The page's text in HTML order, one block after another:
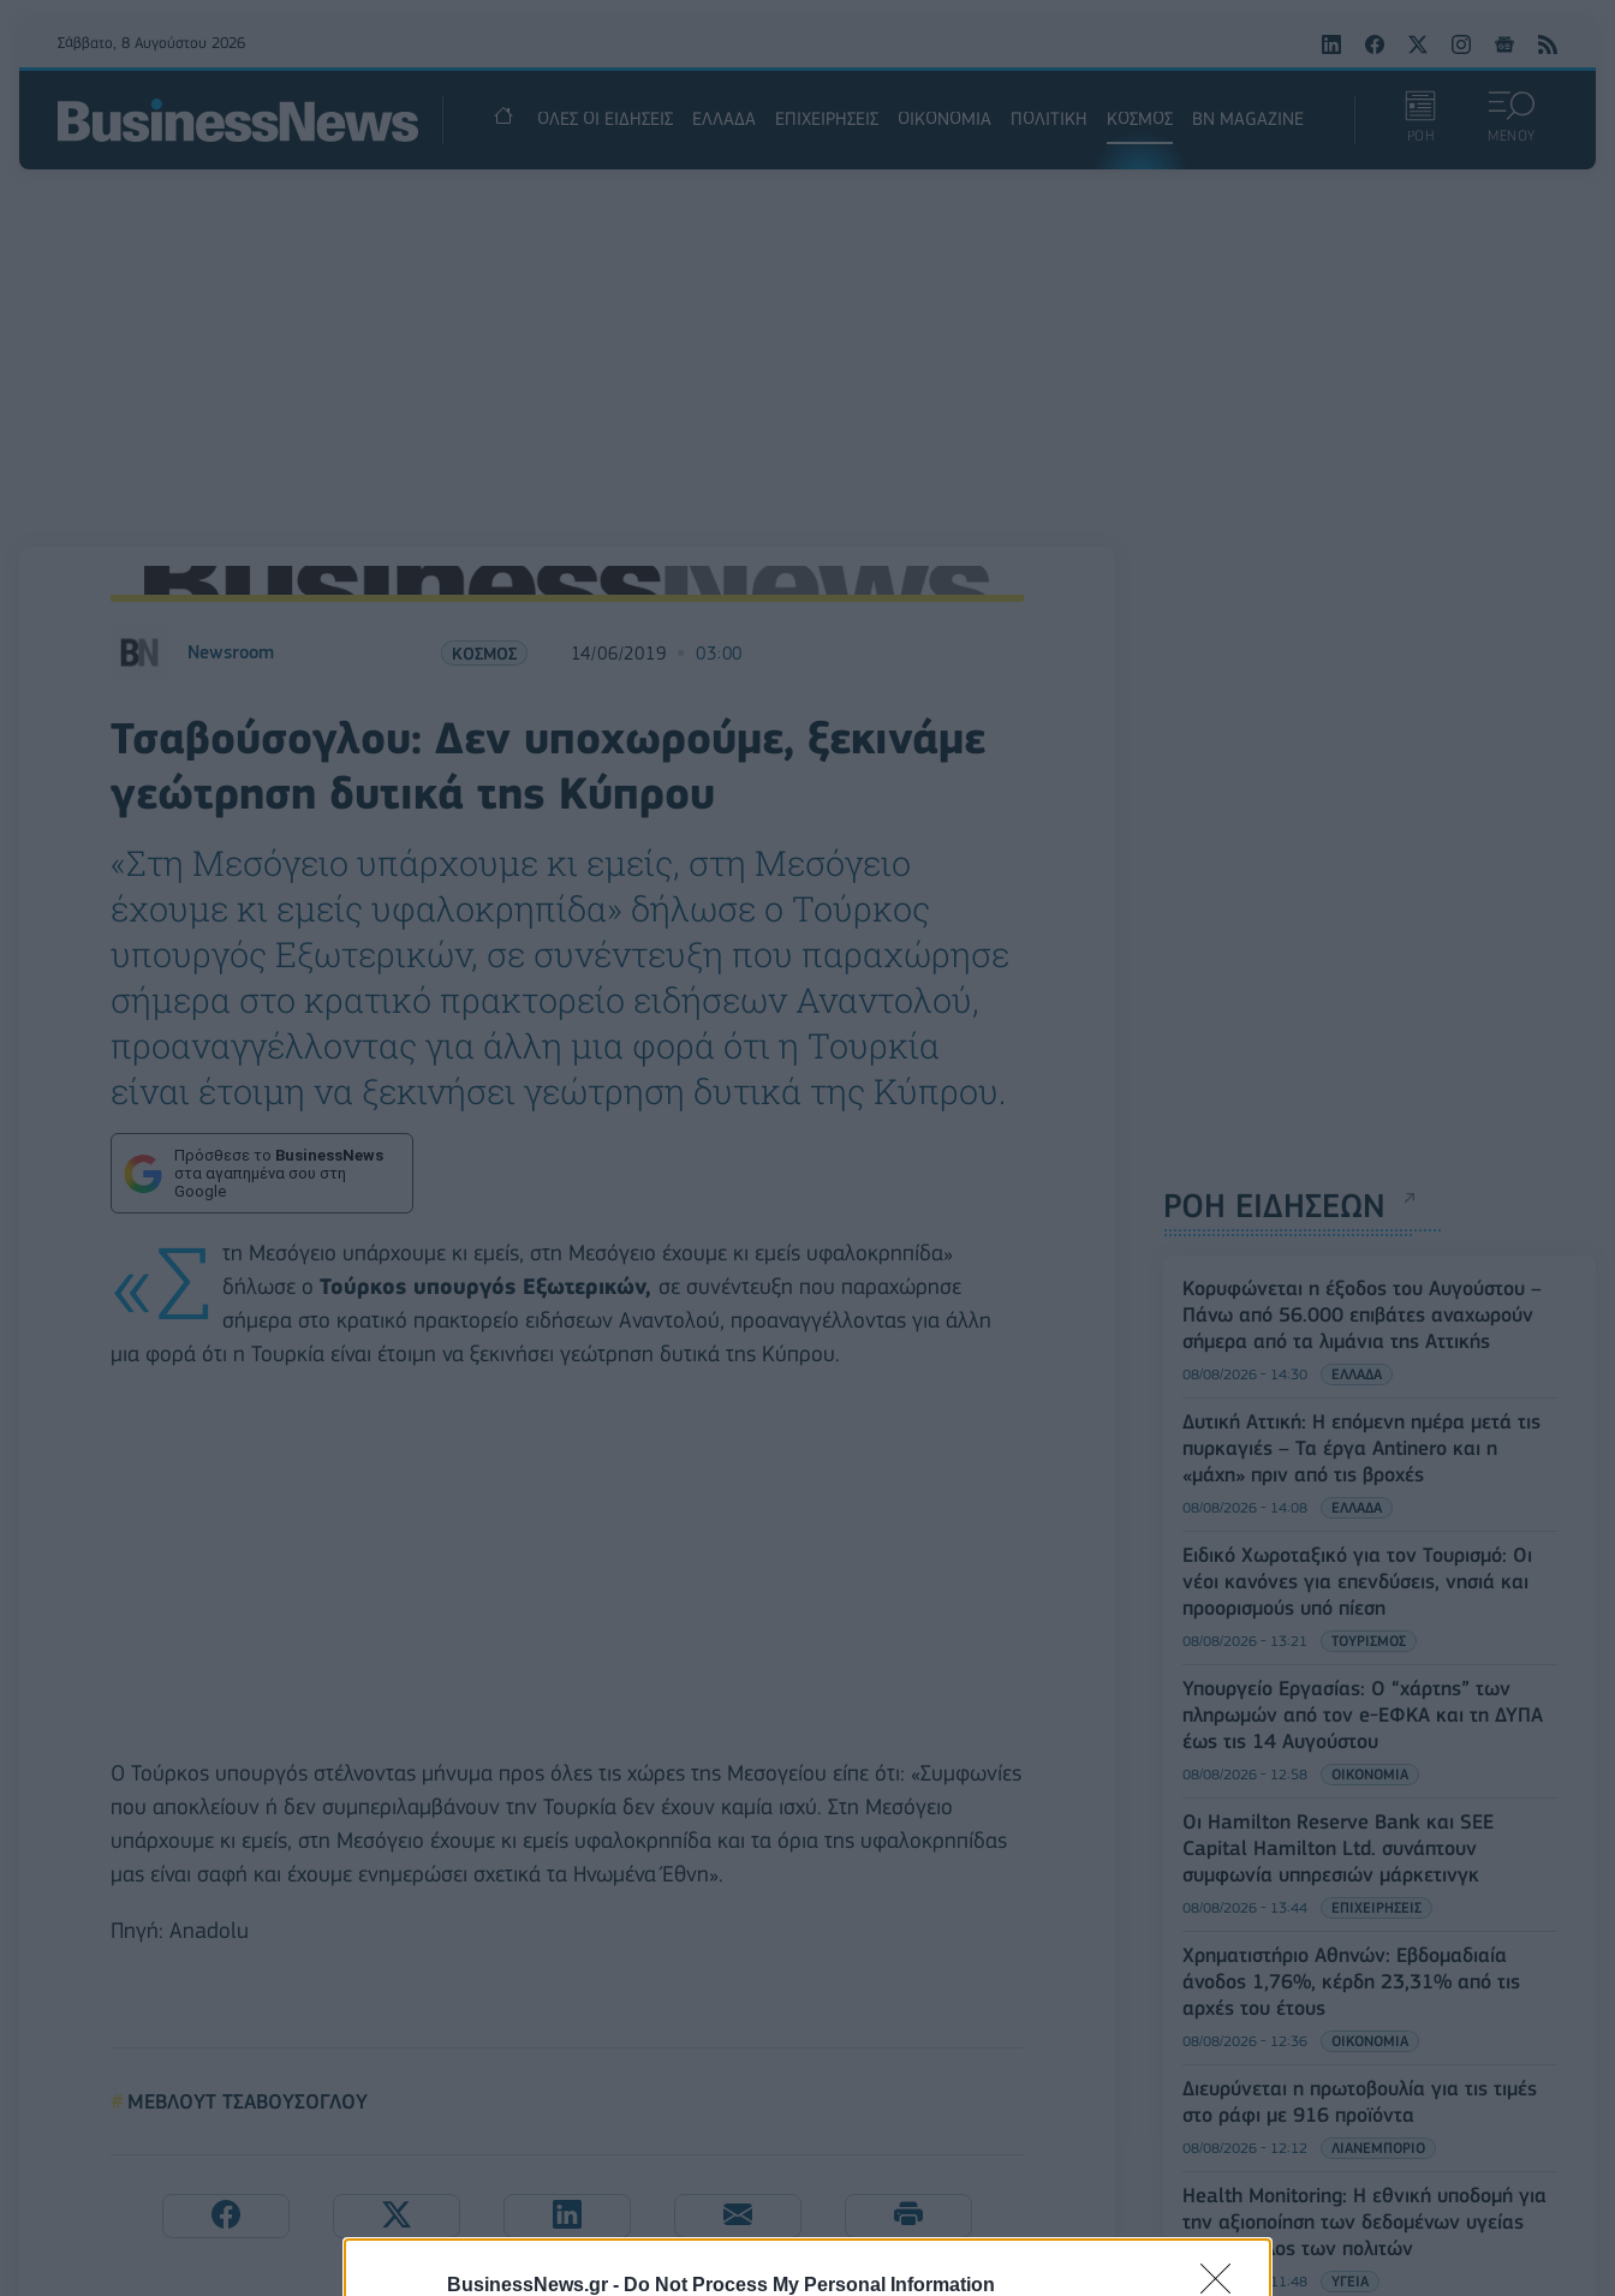
BusinessNews.gr - Do Not Process My Personal Information
Σάββατο, 8 Αυγούστου 2026
ΟΛΕΣ ΟΙ ΕΙΔΗΣΕΙΣ ΕΛΛΑΔΑ ΕΠΙΧΕΙΡΗΣΕΙΣ ΟΙΚΟΝΟΜΙΑ ΠΟΛΙΤΙΚΗ ΚΟΣΜΟΣ BN MAGAZINE
ΡΟΗ ΜΕΝΟΥ
Newsroom ΚΟΣΜΟΣ 14/06/2019 03:00
Τσαβούσογλου: Δεν υποχωρούμε, ξεκινάμε
γεώτρηση δυτικά της Κύπρου
«Στη Μεσόγειο υπάρχουμε κι εμείς, στη Μεσόγειο
έχουμε κι εμείς υφαλοκρηπίδα» δήλωσε ο Τούρκος
υπουργός Εξωτερικών, σε συνέντευξη που παραχώρησε
σήμερα στο κρατικό πρακτορείο ειδήσεων Αναντολού,
προαναγγέλλοντας για άλλη μια φορά ότι η Τουρκία
είναι έτοιμη να ξεκινήσει γεώτρηση δυτικά της Κύπρου.
Πρόσθεσε το BusinessNews
στα αγαπημένα σου στη
Google
«Σ τη Μεσόγειο υπάρχουμε κι εμείς, στη Μεσόγειο έχουμε κι εμείς υφαλοκρηπίδα»
δήλωσε ο Τούρκος υπουργός Εξωτερικών, σε συνέντευξη που παραχώρησε
σήμερα στο κρατικό πρακτορείο ειδήσεων Αναντολού, προαναγγέλλοντας για άλλη
μια φορά ότι η Τουρκία είναι έτοιμη να ξεκινήσει γεώτρηση δυτικά της Κύπρου.
Ο Τούρκος υπουργός στέλνοντας μήνυμα προς όλες τις χώρες της Μεσογείου είπε ότι: «Συμφωνίες
που αποκλείουν ή δεν συμπεριλαμβάνουν την Τουρκία δεν έχουν καμία ισχύ. Στη Μεσόγειο
υπάρχουμε κι εμείς, στη Μεσόγειο έχουμε κι εμείς υφαλοκρηπίδα και τα όρια της υφαλοκρηπίδας
μας είναι σαφή και έχουμε ενημερώσει σχετικά τα Ηνωμένα Έθνη».
Πηγή: Anadolu
ΜΕΒΛΟΥΤ ΤΣΑΒΟΥΣΟΓΛΟΥ
ΡΟΗ ΕΙΔΗΣΕΩΝ
Κορυφώνεται η έξοδος του Αυγούστου –
Πάνω από 56.000 επιβάτες αναχωρούν
σήμερα από τα λιμάνια της Αττικής
08/08/2026 - 14:30 ΕΛΛΑΔΑ
Δυτική Αττική: Η επόμενη ημέρα μετά τις
πυρκαγιές – Τα έργα Antinero και η
«μάχη» πριν από τις βροχές
08/08/2026 - 14:08 ΕΛΛΑΔΑ
Ειδικό Χωροταξικό για τον Τουρισμό: Οι
νέοι κανόνες για επενδύσεις, νησιά και
προορισμούς υπό πίεση
08/08/2026 - 13:21 ΤΟΥΡΙΣΜΟΣ
Υπουργείο Εργασίας: Ο “χάρτης” των
πληρωμών από τον e-ΕΦΚΑ και τη ΔΥΠΑ
έως τις 14 Αυγούστου
08/08/2026 - 12:58 ΟΙΚΟΝΟΜΙΑ
Οι Hamilton Reserve Bank και SEE
Capital Hamilton Ltd. συνάπτουν
συμφωνία υπηρεσιών μάρκετινγκ
08/08/2026 - 13:44 ΕΠΙΧΕΙΡΗΣΕΙΣ
Χρηματιστήριο Αθηνών: Εβδομαδιαία
άνοδος 1,76%, κέρδη 23,31% από τις
αρχές του έτους
08/08/2026 - 12:36 ΟΙΚΟΝΟΜΙΑ
Διευρύνεται η πρωτοβουλία για τις τιμές
στο ράφι με 916 προϊόντα
08/08/2026 - 12:12 ΛΙΑΝΕΜΠΟΡΙΟ
Health Monitoring: Η εθνική υποδομή για
την αξιοποίηση των δεδομένων υγείας
προς όφελος των πολιτών
08/08/2026 - 11:48 ΥΓΕΙΑ